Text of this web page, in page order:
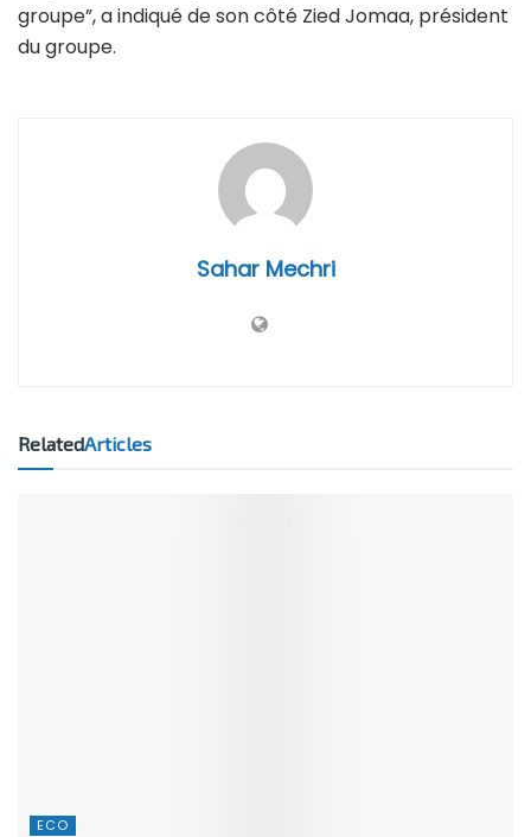
groupe”, a indiqué de son côté Zied Jomaa, président
du groupe.
Sahar Mechri
RelatedArticles
ECO